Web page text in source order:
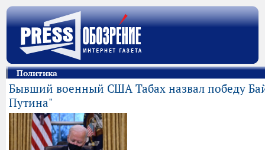
Политика
Бывший военный США Табах назвал победу
Путина"